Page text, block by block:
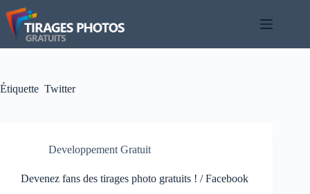
Passer
au
contenu
Étiquette Twitter
Developpement Gratuit
Devenez fans des tirages photo gratuits ! / Facebook